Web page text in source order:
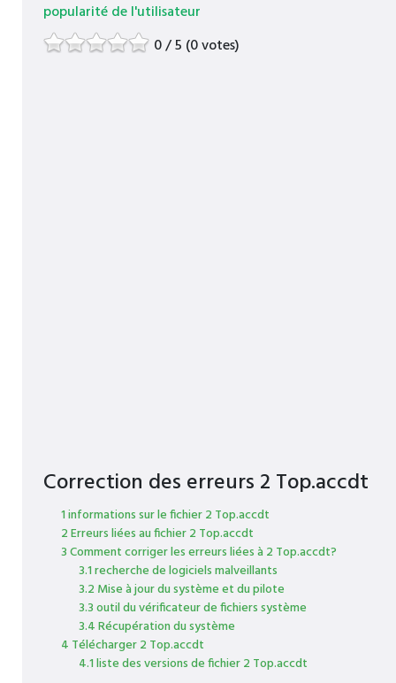
popularité de l'utilisateur
0 / 5 (0 votes)
Correction des erreurs 2 Top.accdt
1 informations sur le fichier 2 Top.accdt
2 Erreurs liées au fichier 2 Top.accdt
3 Comment corriger les erreurs liées à 2 Top.accdt?
3.1 recherche de logiciels malveillants
3.2 Mise à jour du système et du pilote
3.3 outil du vérificateur de fichiers système
3.4 Récupération du système
4 Télécharger 2 Top.accdt
4.1 liste des versions de fichier 2 Top.accdt